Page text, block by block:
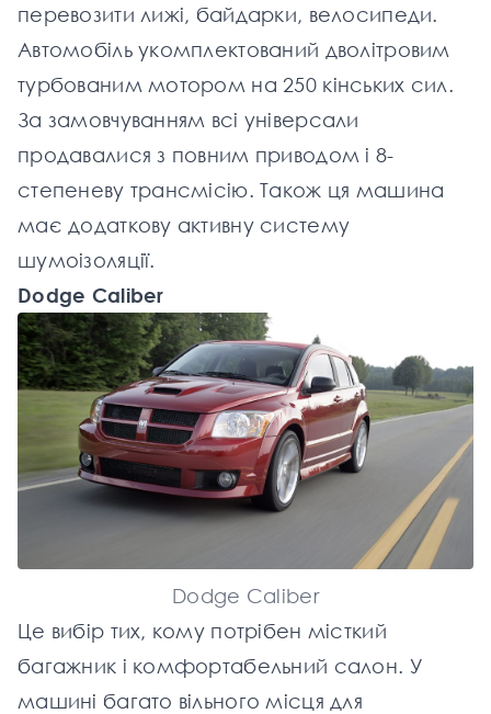
перевозити лижі, байдарки, велосипеди.
Автомобіль укомплектований дволітровим
турбованим мотором на 250 кінських сил.
За замовчуванням всі універсали
продавалися з повним приводом і 8-
степеневу трансмісію. Також ця машина
має додаткову активну систему
шумоізоляції.
Dodge Caliber
Dodge Caliber
Це вибір тих, кому потрібен місткий
багажник і комфортабельний салон. У
машині багато вільного місця для